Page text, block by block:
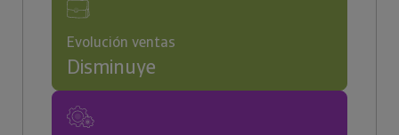
Evolución ventas
Disminuye